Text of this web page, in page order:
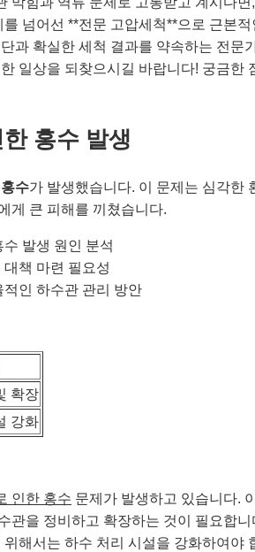
넘어선 **전문 고압세척**으로 근본적
과 확실한 세척 결과를 약속하는 전문
일상을 되찾으시길 바랍니다! 궁금한
홍수 발생
홍수가 발생했습니다. 이 문제는 심각한
게 큰 피해를 끼쳤습니다.
발생 원인 분석
책 마련 필요성
인 하수관 관리 방안
확장
강화
인한 홍수 문제가 발생하고 있습니다.
관을 정비하고 확장하는 것이 필요합니
해서는 하수 처리 시설을 강화하여야